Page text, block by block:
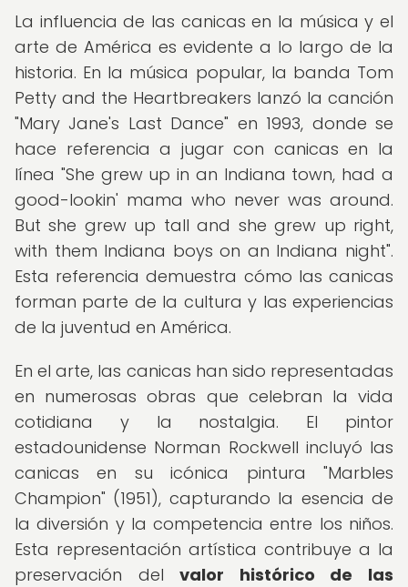
La influencia de las canicas en la música y el
arte de América es evidente a lo largo de la
historia. En la música popular, la banda Tom
Petty and the Heartbreakers lanzó la canción
"Mary Jane's Last Dance" en 1993, donde se
hace referencia a jugar con canicas en la
línea "She grew up in an Indiana town, had a
good-lookin' mama who never was around.
But she grew up tall and she grew up right,
with them Indiana boys on an Indiana night".
Esta referencia demuestra cómo las canicas
forman parte de la cultura y las experiencias
de la juventud en América.
En el arte, las canicas han sido representadas
en numerosas obras que celebran la vida
cotidiana y la nostalgia. El pintor
estadounidense Norman Rockwell incluyó las
canicas en su icónica pintura "Marbles
Champion" (1951), capturando la esencia de
la diversión y la competencia entre los niños.
Esta representación artística contribuye a la
preservación delvalor histórico de las